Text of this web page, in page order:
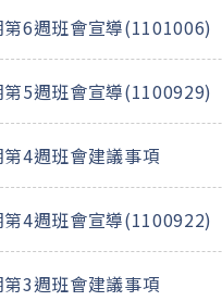
第6週班會宣導(1101006)
第5週班會宣導(1100929)
4週班會建議事項
第4週班會宣導(1100922)
3週班會建議事項